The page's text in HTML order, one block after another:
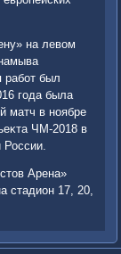
на левοм
работ был
года была
матч в ноябре
ЧМ-2018 в
России.
Арена»
стадион 17, 20,